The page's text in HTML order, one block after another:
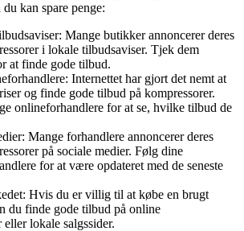
kan spare penge:
Mange butikker annoncerer deres
i lokale tilbudsaviser. Tjek dem
at finde gode tilbud.
Internettet har gjort det nemt at
og finde gode tilbud på kompressorer.
onlineforhandlere for at se, hvilke tilbud de
Mange forhandlere annoncerer deres
på sociale medier. Følg dine
for at være opdateret med de seneste
Hvis du er villig til at købe en brugt
du finde gode tilbud på online
eller lokale salgssider.